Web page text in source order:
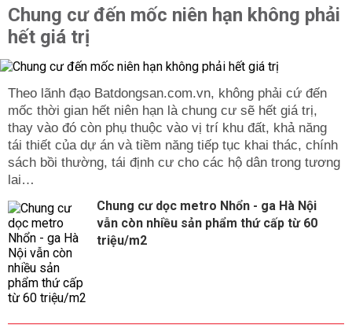
Chung cư đến mốc niên hạn không phải
hết giá trị
Theo lãnh đạo Batdongsan.com.vn, không phải cứ đến
mốc thời gian hết niên hạn là chung cư sẽ hết giá trị,
thay vào đó còn phụ thuộc vào vị trí khu đất, khả năng
tái thiết của dự án và tiềm năng tiếp tục khai thác, chính
sách bồi thường, tái định cư cho các hộ dân trong tương
lai…
Chung cư dọc metro Nhổn - ga Hà Nội
vẫn còn nhiều sản phẩm thứ cấp từ 60
triệu/m2